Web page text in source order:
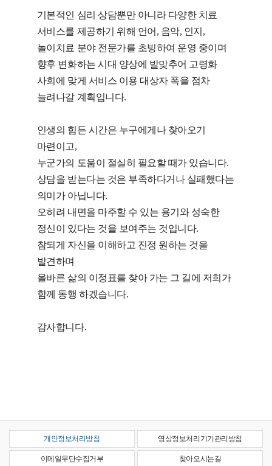
기본적인 심리 상담뿐만 아니라 다양한 치료
서비스를 제공하기 위해 언어, 음악, 인지,
놀이치료 분야 전문가를 초빙하여 운영 중이며
향후 변화하는 시대 양상에 발맞추어 고령화
사회에 맞게 서비스 이용 대상자 폭을 점차
늘려나갈 계획입니다.
인생의 힘든 시간은 누구에게나 찾아오기
마련이고,
누군가의 도움이 절실히 필요할 때가 있습니다.
상담을 받는다는 것은 부족하다거나 실패했다는
의미가 아닙니다.
오히려 내면을 마주할 수 있는 용기와 성숙한
정신이 있다는 것을 보여주는 것입니다.
참되게 자신을 이해하고 진정 원하는 것을
발견하며
올바른 삶의 이정표를 찾아 가는 그 길에 저희가
함께 동행 하겠습니다.
감사합니다.
개인정보처리방침 영상정보처리기기관리방침
이메일무단수집거부 찾아오시는길